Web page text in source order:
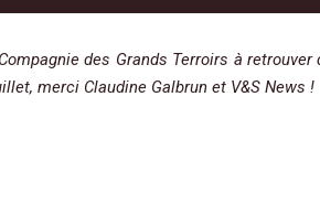
des Grands Terroirs à
merci Claudine Galbrun et V&S News !